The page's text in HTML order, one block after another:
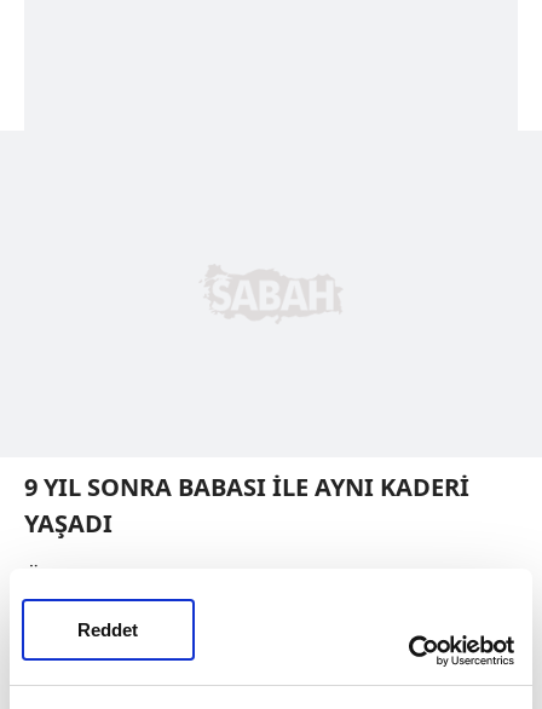
Reddet
9 YIL SONRA BABASI İLE AYNI KADERİ
YAŞADI
Öte yandan, kazayla ilgili bir detay ortaya
çıktı. 2010 yılında da İ.Y. (40) idaresindeki bir
otomobilin frenlerinin boşalması sonucu
kahvehaneye girdiği ve kazada yaralanan